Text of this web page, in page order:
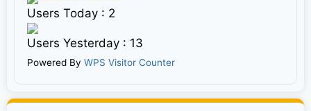
Users Today : 2
Users Yesterday : 13
Powered ByWPS Visitor Counter